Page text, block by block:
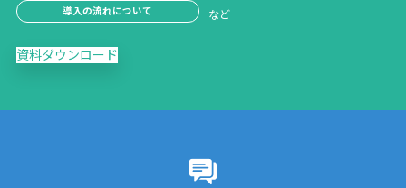
導入の流れについて
資料ダウンロード